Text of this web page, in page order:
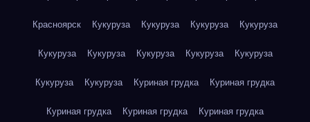
Красноярск Кукуруза Кукуруза Кукуруза Кукуруза
Кукуруза Кукуруза Кукуруза Кукуруза Кукуруза
Кукуруза Кукуруза Куриная грудка Куриная грудка
Куриная грудка Куриная грудка Куриная грудка